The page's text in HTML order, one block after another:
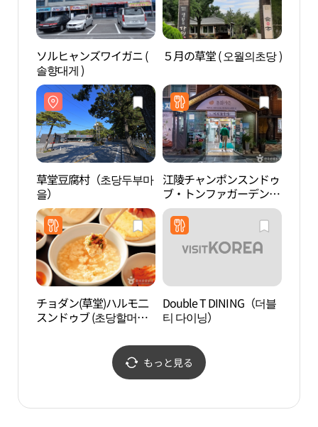
ソルヒャンズワイガニ (
솔향대게 )
５月の草堂 ( 오월의초당 )
草堂豆腐村（초당두부마
을）
江陵チャンポンスンドゥ
ブ・トンファガーデン本
店（강릉짬뽕순두부 동
화가든 본점）
チョダン(草堂)ハルモ二
スンドゥブ (초당할머니
Double T DINING（더블
티 다이닝）
もっと見る